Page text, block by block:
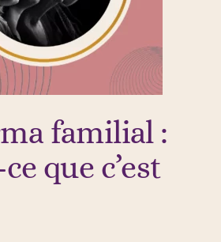
familial :
que c’est